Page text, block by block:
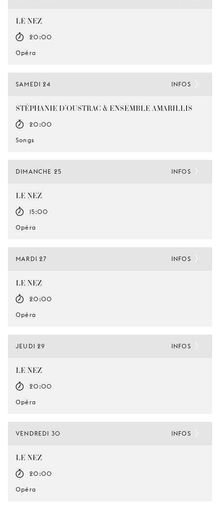
LE NEZ
20:00
Opéra
SAMEDI 24
STÉPHANIE D’OUSTRAC & ENSEMBLE AMARILLIS
20:00
Songs
INFOS
DIMANCHE 25
LE NEZ
15:00
Opéra
INFOS
MARDI 27
LE NEZ
20:00
Opéra
INFOS
JEUDI 29
LE NEZ
20:00
Opéra
INFOS
VENDREDI 30
LE NEZ
20:00
Opéra
INFOS